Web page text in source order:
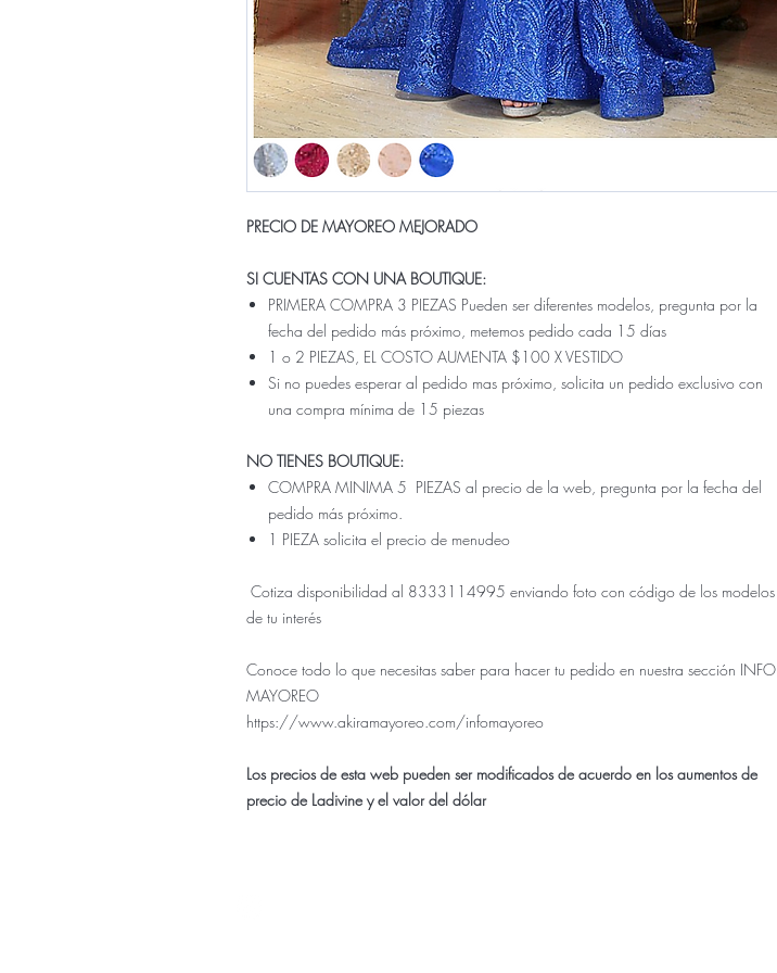
PRECIO DE MAYOREO MEJORADO
SI CUENTAS CON UNA BOUTIQUE:
PRIMERA COMPRA 3 PIEZAS Pueden ser diferentes modelos, pregunta por la
fecha del pedido más próximo, metemos pedido cada 15 días
1 o 2 PIEZAS, EL COSTO AUMENTA $100 X VESTIDO
Si no puedes esperar al pedido mas próximo, solicita un pedido exclusivo con
una compra mínima de 15 piezas
NO TIENES BOUTIQUE:
COMPRA MINIMA 5 PIEZAS al precio de la web, pregunta por la fecha del
pedido más próximo.
1 PIEZA solicita el precio de menudeo
Cotiza disponibilidad al 8333114995 enviando foto con código de los modelos
de tu interés
Conoce todo lo que necesitas saber para hacer tu pedido en nuestra sección INFO
MAYOREO
https://www.akiramayoreo.com/infomayoreo
Los precios de esta web pueden ser modificados de acuerdo en los aumentos de
precio de Ladivine y el valor del dólar